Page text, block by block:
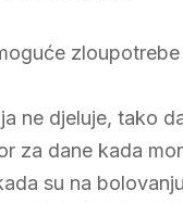
ne djeluje, tako
za dane kada
su na